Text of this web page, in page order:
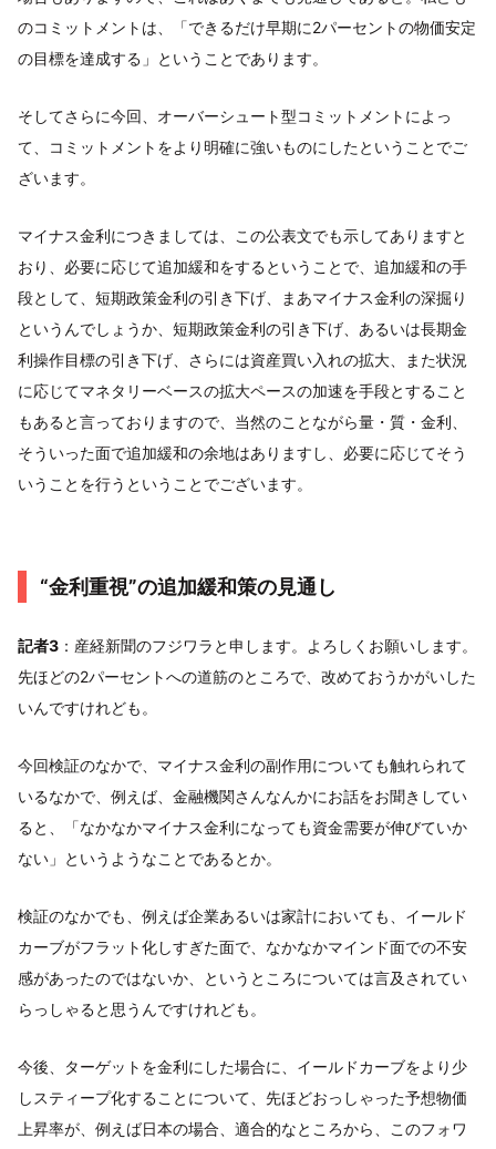
のコミットメントは、「できるだけ早期に2パーセントの物価安定
の目標を達成する」ということであります。
そしてさらに今回、オーバーシュート型コミットメントによっ
て、コミットメントをより明確に強いものにしたということでご
ざいます。
マイナス金利につきましては、この公表文でも示してありますと
おり、必要に応じて追加緩和をするということで、追加緩和の手
段として、短期政策金利の引き下げ、まあマイナス金利の深掘り
というんでしょうか、短期政策金利の引き下げ、あるいは長期金
利操作目標の引き下げ、さらには資産買い入れの拡大、また状況
に応じてマネタリーベースの拡大ペースの加速を手段とすること
もあると言っておりますので、当然のことながら量・質・金利、
そういった面で追加緩和の余地はありますし、必要に応じてそう
いうことを行うということでございます。
“金利重視”の追加緩和策の見通し
記者3 ：産経新聞のフジワラと申します。よろしくお願いします。
先ほどの2パーセントへの道筋のところで、改めておうかがいした
いんですけれども。
今回検証のなかで、マイナス金利の副作用についても触れられて
いるなかで、例えば、金融機関さんなんかにお話をお聞きしてい
ると、「なかなかマイナス金利になっても資金需要が伸びていか
ない」というようなことであるとか。
検証のなかでも、例えば企業あるいは家計においても、イールド
カーブがフラット化しすぎた面で、なかなかマインド面での不安
感があったのではないか、というところについては言及されてい
らっしゃると思うんですけれども。
今後、ターゲットを金利にした場合に、イールドカーブをより少
しスティープ化することについて、先ほどおっしゃった予想物価
上昇率が、例えば日本の場合、適合的なところから、このフォワ